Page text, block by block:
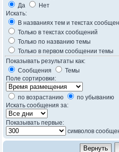
Да
Нет
Искать:
В названиях тем и текстах
Только в текстах сообщений
Только по названию темы
Только в первом сообщении темы
Показывать результаты как:
Сообщения
Темы
Поле сортировки:
по возрастанию
по убыванию
Искать сообщения за:
Показывать первые:
символов